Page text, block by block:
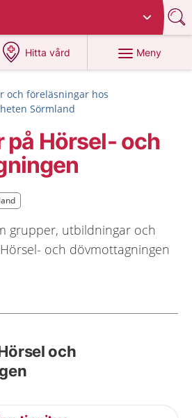
Hitta vård
på 1177.se
Meny
och föreläsningar hos
Sörmland
Hörsel- och
grupper, utbildningar och
och dövmottagningen
och